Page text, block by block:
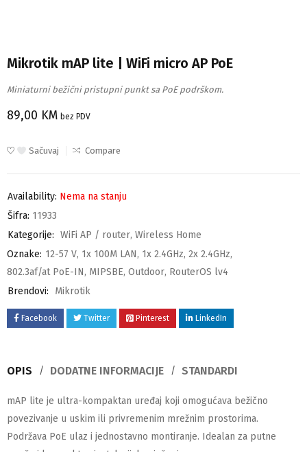
Mikrotik mAP lite | WiFi micro AP PoE
Miniaturni bežični pristupni punkt sa PoE podrškom.
89,00 KM bez PDV
Sačuvaj Compare
Availability: Nema na stanju
Šifra: 11933
Kategorije: WiFi AP / router, Wireless Home
Oznake: 12-57 V, 1x 100M LAN, 1x 2.4GHz, 2x 2.4GHz,
802.3af/at PoE-IN, MIPSBE, Outdoor, RouterOS lv4
Brendovi:
Mikrotik
Facebook Twitter Pinterest LinkedIn
OPIS DODATNE INFORMACIJE STANDARDI
mAP lite je ultra-kompaktan uređaj koji omogućava bežično
povezivanje u uskim ili privremenim mrežnim prostorima.
Podržava PoE ulaz i jednostavno montiranje. Idealan za putne